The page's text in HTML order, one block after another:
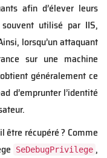
afin d’élever leurs
utilisé par IIS,
lorsqu’un attaquant
sur une machine
généralement ce
d’emprunter l’identité
être récupéré ? Comme
SeDebugPrivilege ,